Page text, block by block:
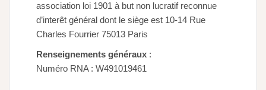
association loi 1901 à but non lucratif reconnue
d’interêt général dont le siège est 10-14 Rue
Charles Fourrier 75013 Paris
Renseignements généraux :
Numéro RNA : W491019461